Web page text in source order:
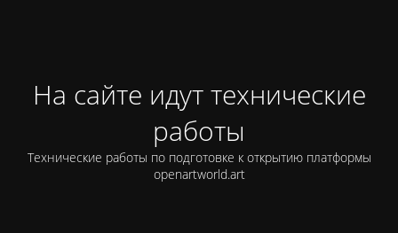
На сайте идут технические
работы
Технические работы по подготовке к открытию платформы
openartworld.art